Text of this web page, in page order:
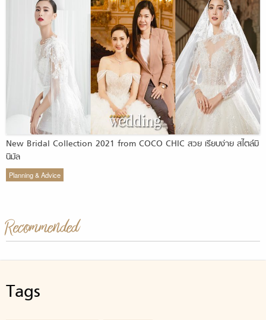
New Bridal Collection 2021 from COCO CHIC สวย เรียบง่าย สไตล์มิ
นิมัล
Planning & Advice
Recommended
Tags